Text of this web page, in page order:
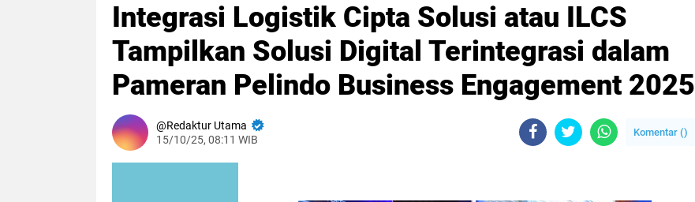
Integrasi Logistik Cipta Solusi atau ILCS
Tampilkan Solusi Digital Terintegrasi dalam
Pameran Pelindo Business Engagement 2025
Redaktur Utama
15/10/25, 08:11 WIB
Komentar ()